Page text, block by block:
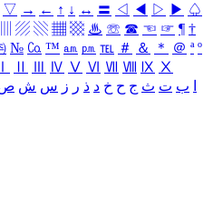
▽ → ← ↑ ↓ ↔ 〓 ◁ ◀ ▷ ▶ ♤
▨ ▧ ▦ ▩ ♨ ☏ ☎ ☜ ☞ ¶ †
№ ㏇ ™ ㏂ ㏘ ℡ ＃ ＆ ＊ ＠ ª º
Ⅳ Ⅴ Ⅵ Ⅶ Ⅷ Ⅸ Ⅹ
ب ت ث ج ح خ د ذ ر ز س ش